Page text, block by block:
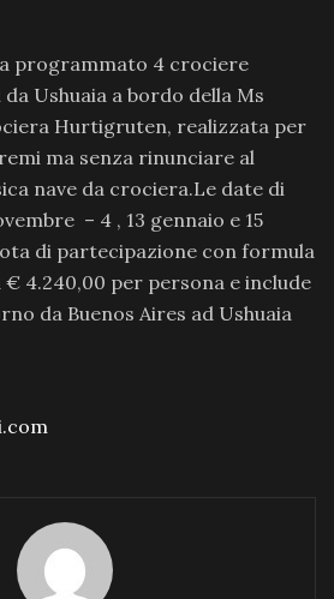
programmato 4 crociere
Ushuaia a bordo della Ms
Hurtigruten, realizzata per
ma senza rinunciare al
nave da crociera.Le date di
– 4 , 13 gennaio e 15
di partecipazione con formula
4.240,00 per persona e include
da Buenos Aires ad Ushuaia